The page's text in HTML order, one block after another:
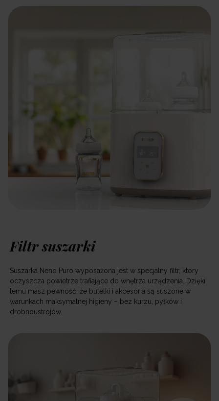
Filtr suszarki
Suszarka Neno Puro wyposażona jest w specjalny filtr, który
oczyszcza powietrze trafiające do wnętrza urządzenia. Dzięki
temu masz pewność, że butelki i akcesoria są suszone w
warunkach maksymalnej higieny – bez kurzu, pyłków i
drobnoustrojów.